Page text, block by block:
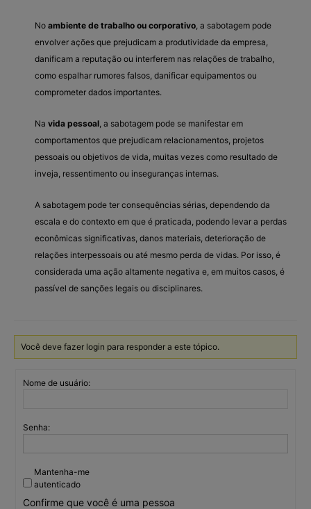
No ambiente de trabalho ou corporativo , a sabotagem pode
envolver ações que prejudicam a produtividade da empresa,
danificam a reputação ou interferem nas relações de trabalho,
como espalhar rumores falsos, danificar equipamentos ou
comprometer dados importantes.
Na vida pessoal , a sabotagem pode se manifestar em
comportamentos que prejudicam relacionamentos, projetos
pessoais ou objetivos de vida, muitas vezes como resultado de
inveja, ressentimento ou inseguranças internas.
A sabotagem pode ter consequências sérias, dependendo da
escala e do contexto em que é praticada, podendo levar a perdas
econômicas significativas, danos materiais, deterioração de
relações interpessoais ou até mesmo perda de vidas. Por isso, é
considerada uma ação altamente negativa e, em muitos casos, é
passível de sanções legais ou disciplinares.
Você deve fazer login para responder a este tópico.
Nome de usuário:
Senha:
Mantenha-me
autenticado
Confirme que você é uma pessoa